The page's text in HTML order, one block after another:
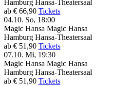
Hamburg Hansa-Theatersaal
ab € 66,90 Tickets
04.10. So, 18:00
Magic Hansa Magic Hansa
Hamburg Hansa-Theatersaal
ab € 51,90 Tickets
07.10. Mi, 19:30
Magic Hansa Magic Hansa
Hamburg Hansa-Theatersaal
ab € 51,90 Tickets